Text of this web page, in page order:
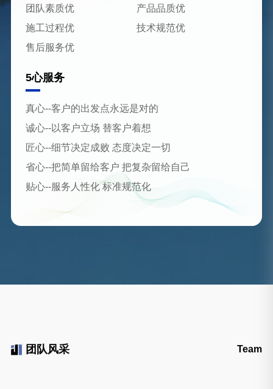
团队素质优
产品品质优
施工过程优
技术规范优
售后服务优
5心服务
真心--客户的出发点永远是对的
诚心--以客户立场 替客户着想
匠心--细节决定成败 态度决定一切
省心--把简单留给客户 把复杂留给自己
贴心--服务人性化 标准规范化
团队风采 Team